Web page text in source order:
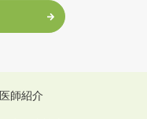
医師紹介